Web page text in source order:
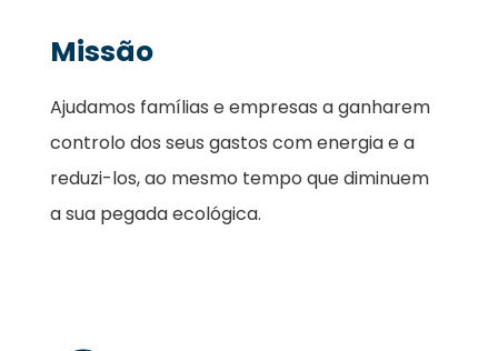
Missão
Ajudamos famílias e empresas a ganharem
controlo dos seus gastos com energia e a
reduzi-los, ao mesmo tempo que diminuem
a sua pegada ecológica.